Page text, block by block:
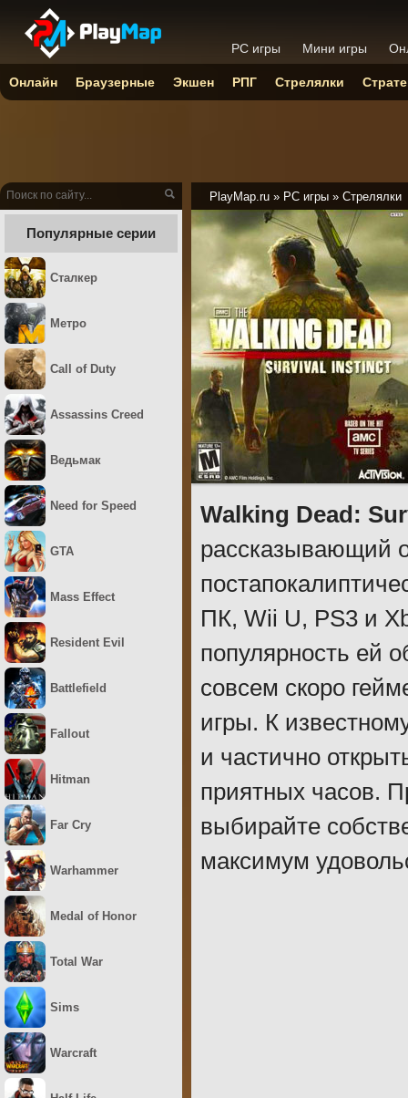
PlayMap.ru » PC игры » Стрелялки
Walking Dead:
рассказывающий
ПК, Wii U, PS3 и
популярность ей
совсем скоро
игры. К
и частично
приятных часов.
выбирайте
максимум
Популярные серии
Сталкер
Метро
Call of Duty
Assassins Creed
Ведьмак
Need for Speed
GTA
Mass Effect
Resident Evil
Battlefield
Fallout
Hitman
Far Cry
Warhammer
Medal of Honor
Total War
Sims
Warcraft
PC игры Мини игры
Онлайн Браузерные Экшен РПГ Стрелялки